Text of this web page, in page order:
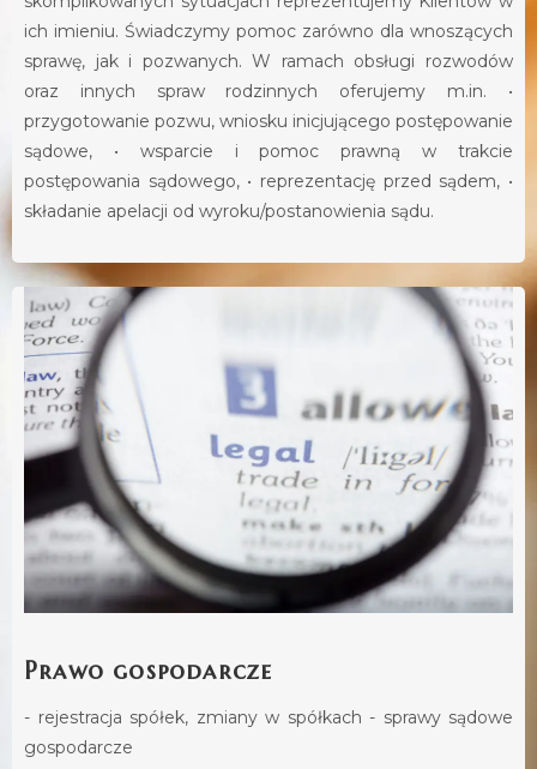
ich imieniu. Świadczymy pomoc zarówno dla wnoszących
sprawę, jak i pozwanych. W ramach obsługi rozwodów
oraz innych spraw rodzinnych oferujemy m.in. •
przygotowanie pozwu, wniosku inicjującego postępowanie
sądowe, • wsparcie i pomoc prawną w trakcie
postępowania sądowego, • reprezentację przed sądem, •
składanie apelacji od wyroku/postanowienia sądu.
Prawo gospodarcze
- rejestracja spółek, zmiany w spółkach - sprawy sądowe
gospodarcze